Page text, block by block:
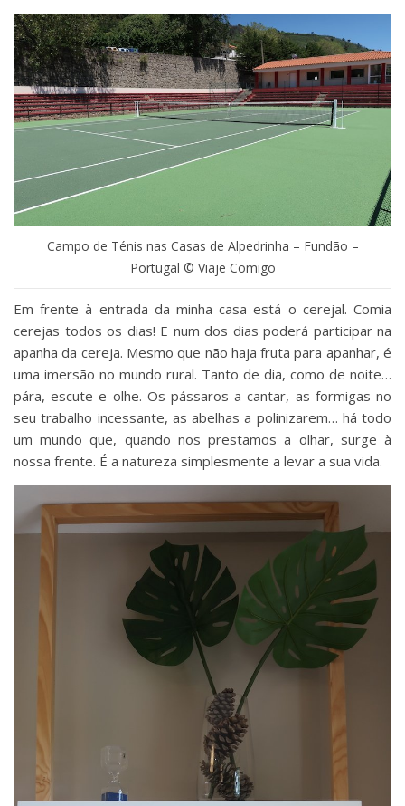
Campo de Ténis nas Casas de Alpedrinha – Fundão –
Portugal © Viaje Comigo
Em frente à entrada da minha casa está o cerejal. Comia
cerejas todos os dias! E num dos dias poderá participar na
apanha da cereja. Mesmo que não haja fruta para apanhar, é
uma imersão no mundo rural. Tanto de dia, como de noite…
pára, escute e olhe. Os pássaros a cantar, as formigas no
seu trabalho incessante, as abelhas a polinizarem… há todo
um mundo que, quando nos prestamos a olhar, surge à
nossa frente. É a natureza simplesmente a levar a sua vida.